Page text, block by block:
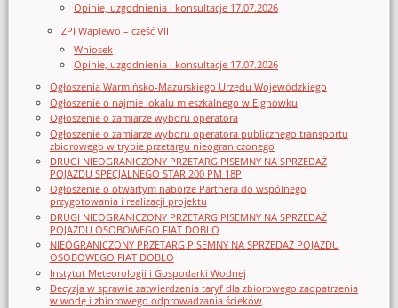
Opinie, uzgodnienia i konsultacje 17.07.2026
ZPI Waplewo – część VII
Wniosek
Opinie, uzgodnienia i konsultacje 17.07.2026
Ogłoszenia Warmińsko-Mazurskiego Urzędu Wojewódzkiego
Ogłoszenie o najmie lokalu mieszkalnego w Elgnówku
Ogłoszenie o zamiarze wyboru operatora
Ogłoszenie o zamiarze wyboru operatora publicznego transportu
zbiorowego w trybie przetargu nieograniczonego
DRUGI NIEOGRANICZONY PRZETARG PISEMNY NA SPRZEDAŻ
POJAZDU SPECJALNEGO STAR 200 PM 18P
Ogłoszenie o otwartym naborze Partnera do wspólnego
przygotowania i realizacji projektu
DRUGI NIEOGRANICZONY PRZETARG PISEMNY NA SPRZEDAŻ
POJAZDU OSOBOWEGO FIAT DOBLO
NIEOGRANICZONY PRZETARG PISEMNY NA SPRZEDAŻ POJAZDU
OSOBOWEGO FIAT DOBLO
Instytut Meteorologii i Gospodarki Wodnej
Decyzja w sprawie zatwierdzenia taryf dla zbiorowego zaopatrzenia
w wodę i zbiorowego odprowadzania ścieków